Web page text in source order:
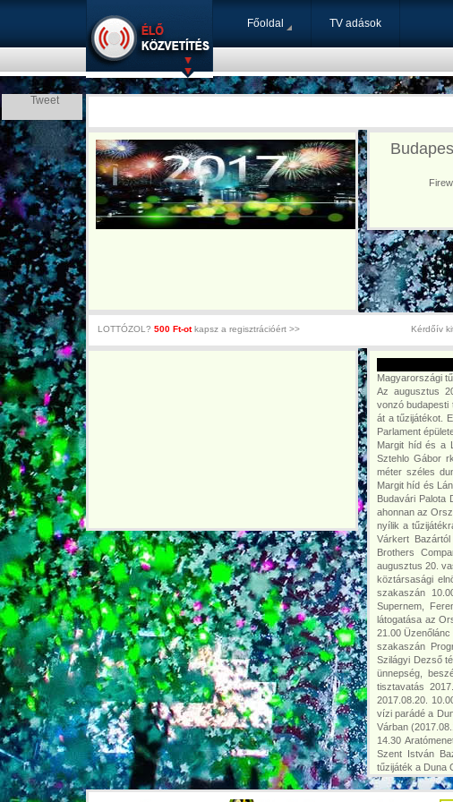
Főoldal TV adások
LOTTÓZOL? 500 Ft-otkapsz a regisztrációért >> Kérdőív
Magyarországi
Az augusztus
vonzó budapesti
át a tűzijátékot.
Parlament
Margit híd és a
Sztehlo Gábor
méter széles
Margit híd és
Budavári Palota
ahonnan az
nyílik a
Várkert
Brothers
augusztus 20.
köztársasági
szakaszán
Supernem,
látogatása az
21.00
szakaszán
Szilágyi Dezső
ünnepség,
tisztavatás
2017.08.20.
vízi parádé a
Várban
14.30
Szent István
tűzijáték a Duna
Tweet